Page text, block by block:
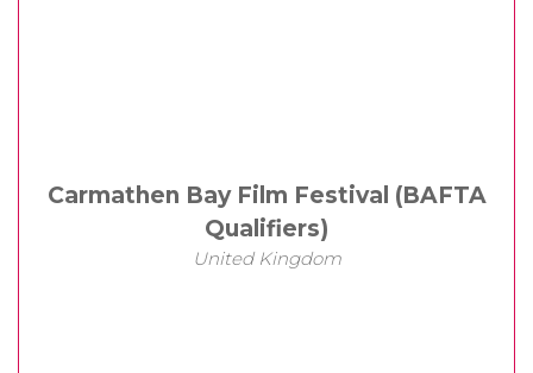
Carmathen Bay Film Festival (BAFTA
Qualifiers)
United Kingdom